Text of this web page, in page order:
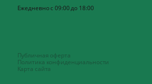
Ежедневно с 09:00 до 18:00
Публичная оферта
Политика конфиденциальности
Карта сайта